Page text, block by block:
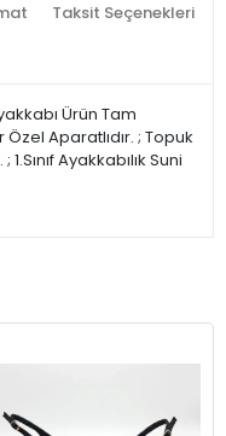
Taksit Seçenekleri
Ürün Tam
Aparatlıdır. ; Topuk
Ayakkabılık Suni